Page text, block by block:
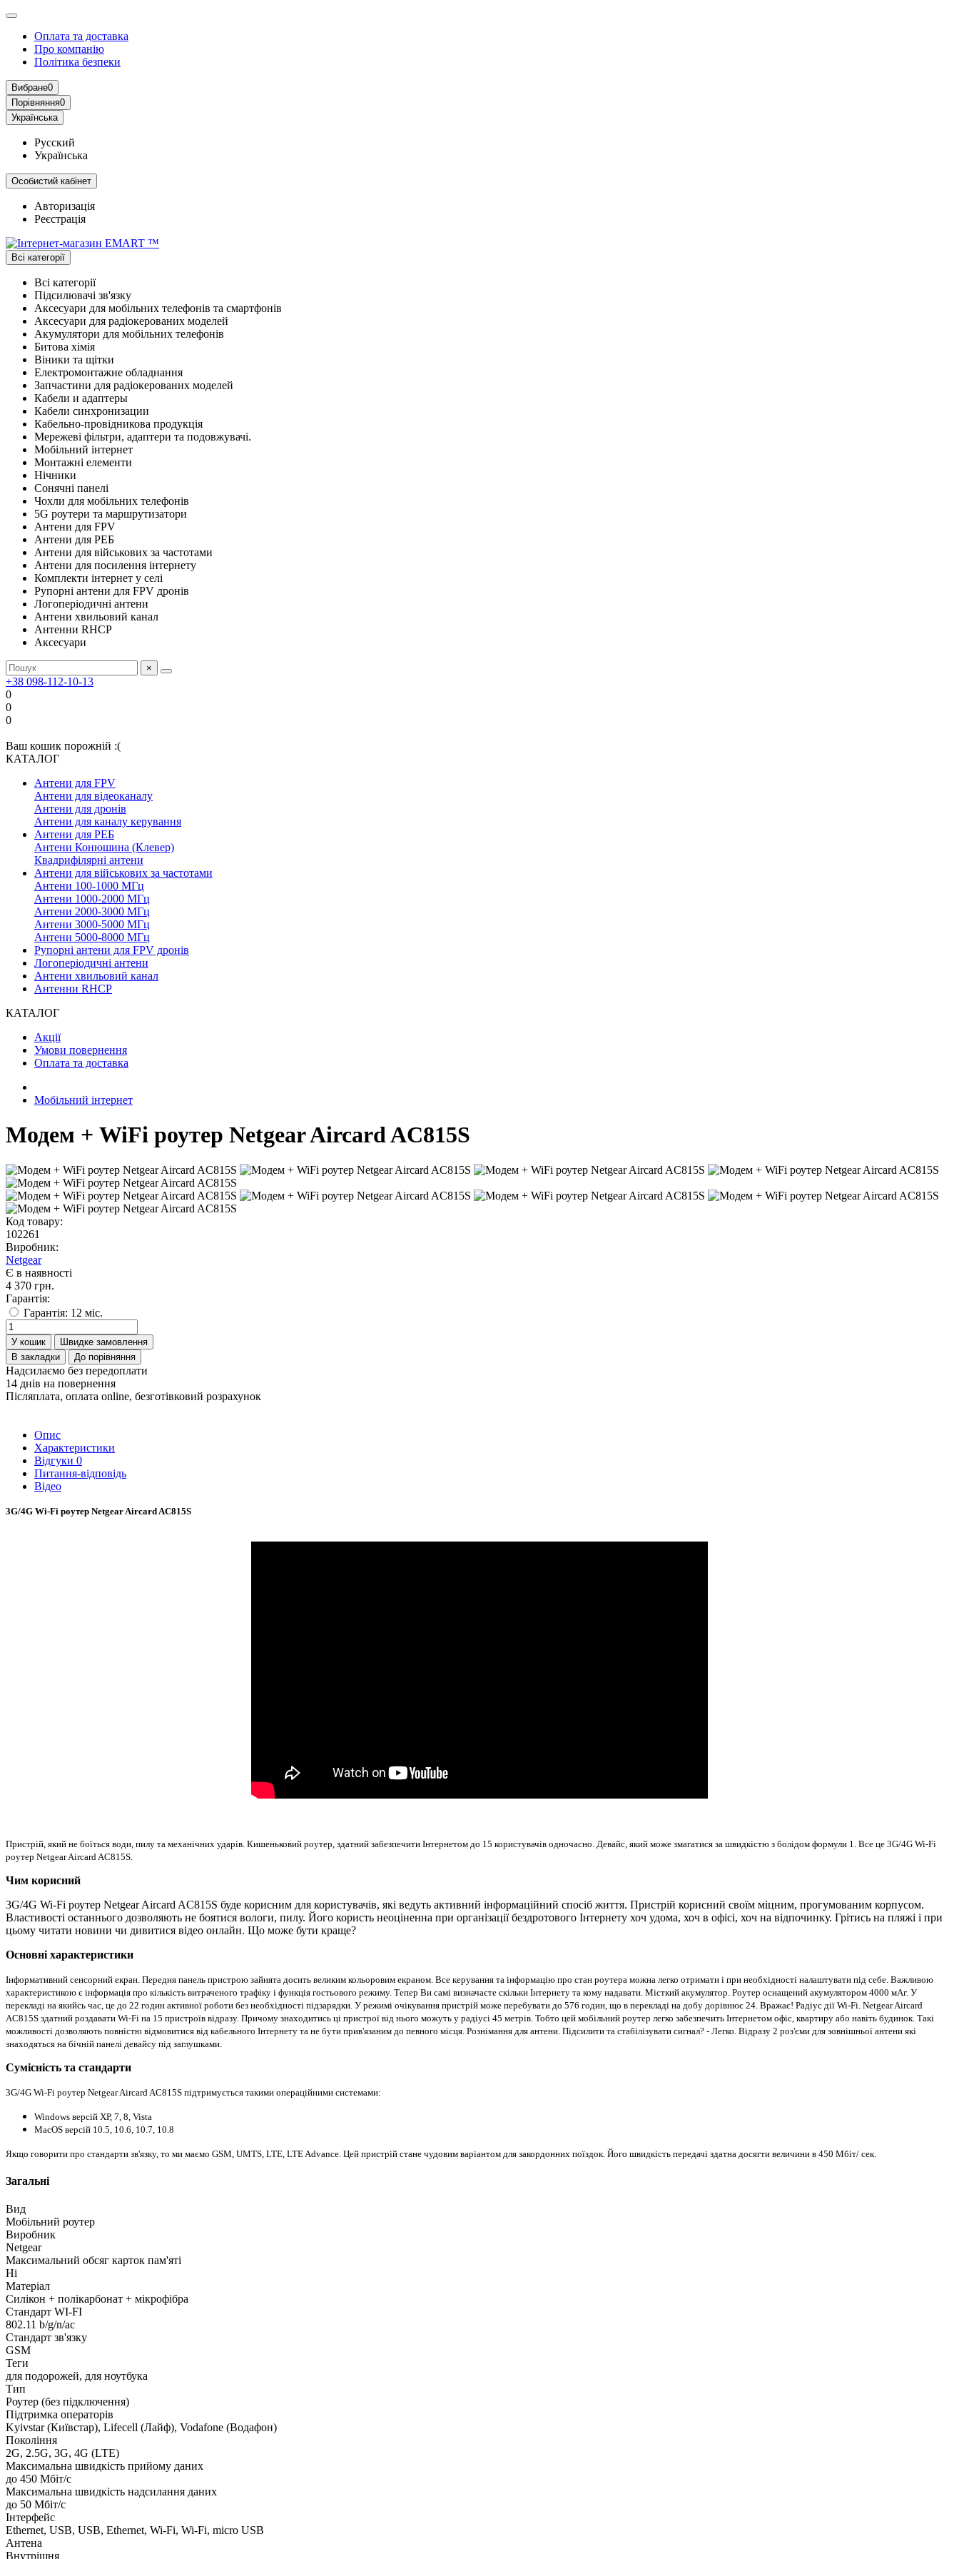
Оплата та доставка
Про компанію
Політика безпеки
Вибране0
Порівняння0
Українська
Русский
Українська
Особистий кабінет
Авторизація
Реєстрація
Всі категорії
Всі категорії
Підсилювачі зв'язку
Аксесуари для мобільних телефонів та смартфонів
Аксесуари для радіокерованих моделей
Акумулятори для мобільних телефонів
Битова хімія
Віники та щітки
Електромонтажне обладнання
Запчастини для радіокерованих моделей
Кабели и адаптеры
Кабели синхронизации
Кабельно-провідникова продукція
Мережеві фільтри, адаптери та подовжувачі.
Мобільний інтернет
Монтажні елементи
Нічники
Сонячні панелі
Чохли для мобільних телефонів
5G роутери та маршрутизатори
Антени для FPV
Антени для РЕБ
Антени для військових за частотами
Антени для посилення інтернету
Комплекти інтернет у селі
Рупорні антени для FPV дронів
Логоперіодичні антени
Антени хвильовий канал
Антенни RHCP
Аксесуари
×
+38 098-112-10-13
0
0
0
Ваш кошик порожній :(
КАТАЛОГ
Антени для FPV
Антени для відеоканалу
Антени для дронів
Антени для каналу керування
Антени для РЕБ
Антени Конюшина (Клевер)
Квадрифілярні антени
Антени для військових за частотами
Антени 100-1000 МГц
Антени 1000-2000 МГц
Антени 2000-3000 МГц
Антени 3000-5000 МГц
Антени 5000-8000 МГц
Рупорні антени для FPV дронів
Логоперіодичні антени
Антени хвильовий канал
Антенни RHCP
КАТАЛОГ
Акції
Умови повернення
Оплата та доставка
Мобільний інтернет
Модем + WiFi роутер Netgear Aircard AC815S
Код товару:
102261
Виробник:
Netgear
Є в наявності
4 370 грн.
Гарантія:
Гарантія: 12 міс.
У кошик
Швидке замовлення
В закладки
До порівняння
Надсилаємо без передоплати
14 днів на повернення
Післяплата, оплата online, безготівковий розрахунок
Опис
Характеристики
Відгуки 0
Питання-відповідь
Відео
3G/4G Wi-Fi роутер Netgear Aircard AC815S
Пристрій, який не боїться води, пилу та механічних ударів. Кишеньковий роутер, здатний забезпечити Інтернетом до 15 користувачів одночасно. Девайс, який може змагатися за швидкістю з болідом формули 1. Все це 3G/4G Wi-Fi
роутер Netgear Aircard AC815S.
Чим корисний
3G/4G Wi-Fi роутер Netgear Aircard AC815S буде корисним для користувачів, які ведуть активний інформаційний спосіб життя. Пристрій корисний своїм міцним, прогумованим корпусом.
Властивості останнього дозволяють не боятися вологи, пилу. Його користь неоціненна при організації бездротового Інтернету хоч удома, хоч в офісі, хоч на відпочинку. Грітись на пляжі і при
цьому читати новини чи дивитися відео онлайн. Що може бути краще?
Основні характеристики
Інформативний сенсорний екран. Передня панель пристрою зайнята досить великим кольоровим екраном. Все керування та інформацію про стан роутера можна легко отримати і при необхідності налаштувати під себе. Важливою
характеристикою є інформація про кількість витраченого трафіку і функція гостьового режиму. Тепер Ви самі визначаєте скільки Інтернету та кому надавати. Місткий акумулятор. Роутер оснащений акумулятором 4000 мАг. У
перекладі на якийсь час, це до 22 годин активної роботи без необхідності підзарядки. У режимі очікування пристрій може перебувати до 576 годин, що в перекладі на добу дорівнює 24. Вражає! Радіус дії Wi-Fi. Netgear Aircard
AC815S здатний роздавати Wi-Fi на 15 пристроїв відразу. Причому знаходитись ці пристрої від нього можуть у радіусі 45 метрів. Тобто цей мобільний роутер легко забезпечить Інтернетом офіс, квартиру або навіть будинок. Такі
можливості дозволяють повністю відмовитися від кабельного Інтернету та не бути прив'язаним до певного місця. Рознімання для антени. Підсилити та стабілізувати сигнал? - Легко. Відразу 2 роз'єми для зовнішньої антени які
знаходяться на бічній панелі девайсу під заглушками.
Сумісність та стандарти
3G/4G Wi-Fi роутер Netgear Aircard AC815S підтримується такими операційними системами:
Windows версій ХР, 7, 8, Vista
MacOS версій 10.5, 10.6, 10.7, 10.8
Якщо говорити про стандарти зв'язку, то ми маємо GSM, UMTS, LTE, LTE Advance. Цей пристрій стане чудовим варіантом для закордонних поїздок. Його швидкість передачі здатна досягти величини в 450 Мбіт/ сек.
Загальні
Вид
Мобільний роутер
Виробник
Netgear
Максимальний обсяг карток пам'яті
Ні
Матеріал
Силікон + полікарбонат + мікрофібра
Стандарт WI-FI
802.11 b/g/n/ac
Стандарт зв'язку
GSM
Теги
для подорожей, для ноутбука
Тип
Роутер (без підключення)
Підтримка операторів
Kyivstar (Київстар), Lifecell (Лайф), Vodafone (Водафон)
Покоління
2G, 2.5G, 3G, 4G (LTE)
Максимальна швидкість прийому даних
до 450 Мбіт/с
Максимальна швидкість надсилання даних
до 50 Мбіт/с
Інтерфейс
Ethernet, USB, USB, Ethernet, Wi-Fi, Wi-Fi, micro USB
Антена
Внутрішня